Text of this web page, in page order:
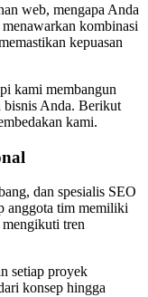
web, mengapa Anda
kombinasi
kepuasan
kami membangun
bisnis Anda. Berikut
kami.
dan spesialis SEO
anggota tim memiliki
tren
setiap proyek
konsep hingga